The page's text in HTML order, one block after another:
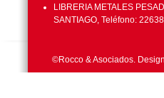
LIBRERIA METALES
SANTIAGO, Teléfono:
©Rocco & Asociados.